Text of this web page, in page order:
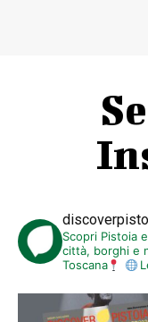
Scopri Pistoia
città, borghi e
Toscana